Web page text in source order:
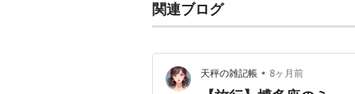
関連ブログ
天秤の雑記帳 • 8ヶ月前